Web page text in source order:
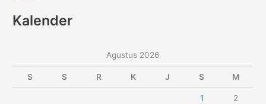
Kalender
Agustus 2026
S S R K J S M
1
2